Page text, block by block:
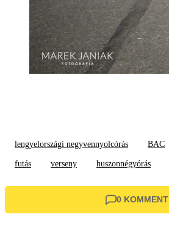
lengyelországi negyvennyolcórás BAC
futás verseny huszonnégyórás
0 KOMMENT